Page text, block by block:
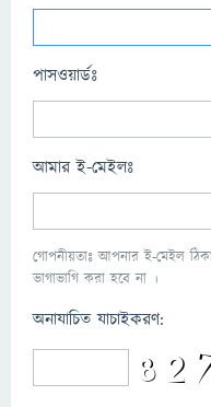
পাসওয়ার্ডঃ
আমার ই-মেইলঃ
গোপনীয়তাঃ আপনার ই-মেইল
ভাগাভাগি করা হবে না ।
অনাযাচিত যাচাইকরণ: